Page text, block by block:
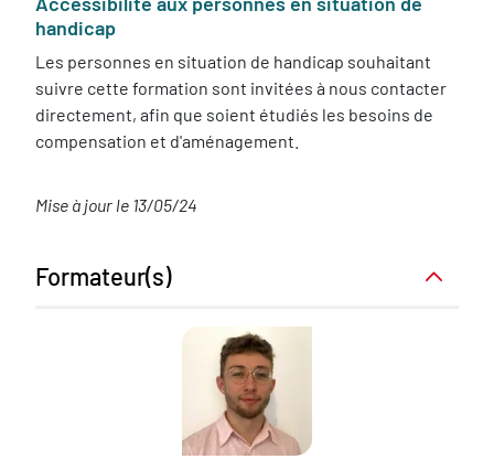
handicap
Les personnes en situation de handicap souhaitant
suivre cette formation sont invitées à nous contacter
directement, afin que soient étudiés les besoins de
compensation et d'aménagement.
Mise à jour le 13/05/24
Formateur(s)